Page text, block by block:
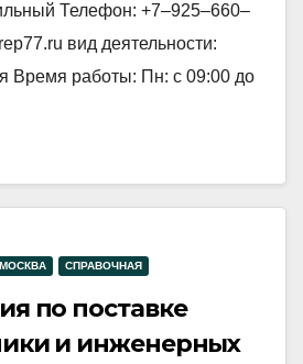
Телефон: +7‒925‒660‒
вид деятельности:
Время работы: Пн: с 09:00 до
МОСКВА СПРАВОЧНАЯ
по поставке
и инженерных